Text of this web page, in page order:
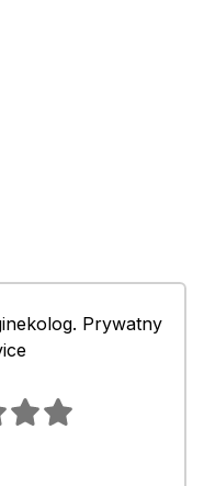
Prywatny